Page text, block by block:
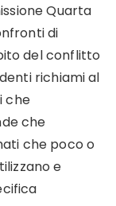
Quarta
di
del conflitto
richiami al
che
che
che poco o
e